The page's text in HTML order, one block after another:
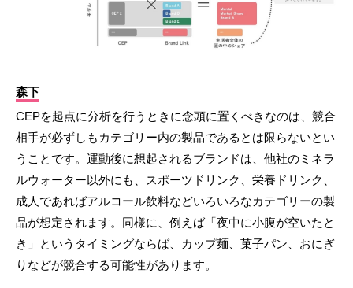
森下
CEPを起点に分析を行うときに念頭に置くべきなのは、競合
相手が必ずしもカテゴリー内の製品であるとは限らないとい
うことです。運動後に想起されるブランドは、他社のミネラ
ルウォーター以外にも、スポーツドリンク、栄養ドリンク、
成人であればアルコール飲料などいろいろなカテゴリーの製
品が想定されます。同様に、例えば「夜中に小腹が空いたと
き」というタイミングならば、カップ麺、菓子パン、おにぎ
りなどが競合する可能性があります。